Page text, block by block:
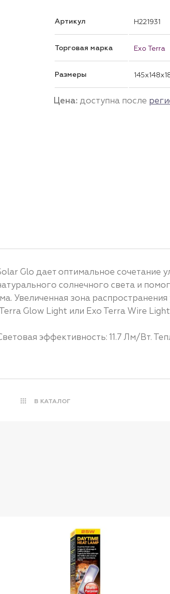
Артикул H221931
Торговая марка Exo Terra
Размеры
Цена: доступна после
Glo дает оптимальное сочетание
солнечного света и
Увеличенная зона
Glow Light или Exo Terra Wire
эффективность: 11.7 Лм/Вт.
В КАТАЛОГ